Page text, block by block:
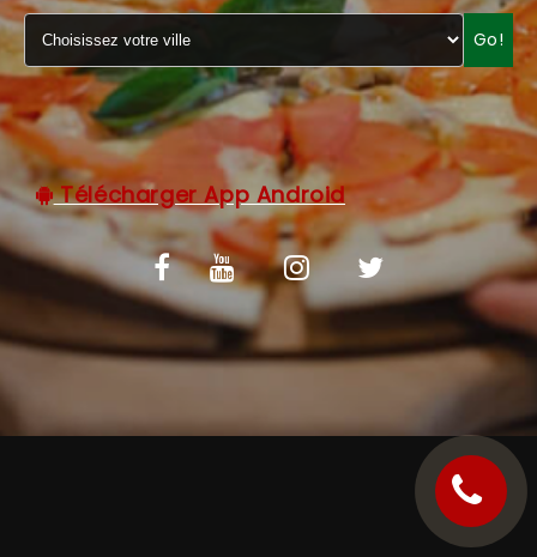
MENTIONS LÉGALES
C.G.V
Go!
Télécharger App Android